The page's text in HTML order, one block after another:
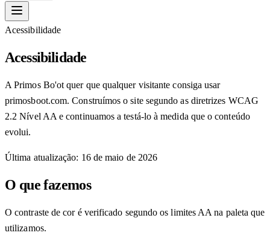
Acessibilidade
Acessibilidade
A Primos Bo'ot quer que qualquer visitante consiga usar
primosboot.com. Construímos o site segundo as diretrizes WCAG
2.2 Nível AA e continuamos a testá-lo à medida que o conteúdo
evolui.
Última atualização: 16 de maio de 2026
O que fazemos
O contraste de cor é verificado segundo os limites AA na paleta que
utilizamos.